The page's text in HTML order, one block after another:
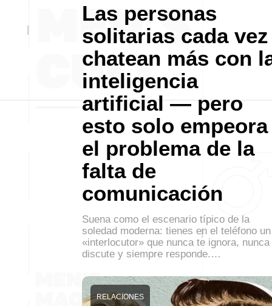
Las personas
solitarias cada vez
chatean más con
inteligencia
artificial — pero
esto solo empeora
el problema de la
falta de
comunicación
Suena como el escenario típico de la
soledad moderna: tienes en el teléfono un
«interlocutor» que nunca te ignora, nunca
discute y siempre responde.…
RELACIONES